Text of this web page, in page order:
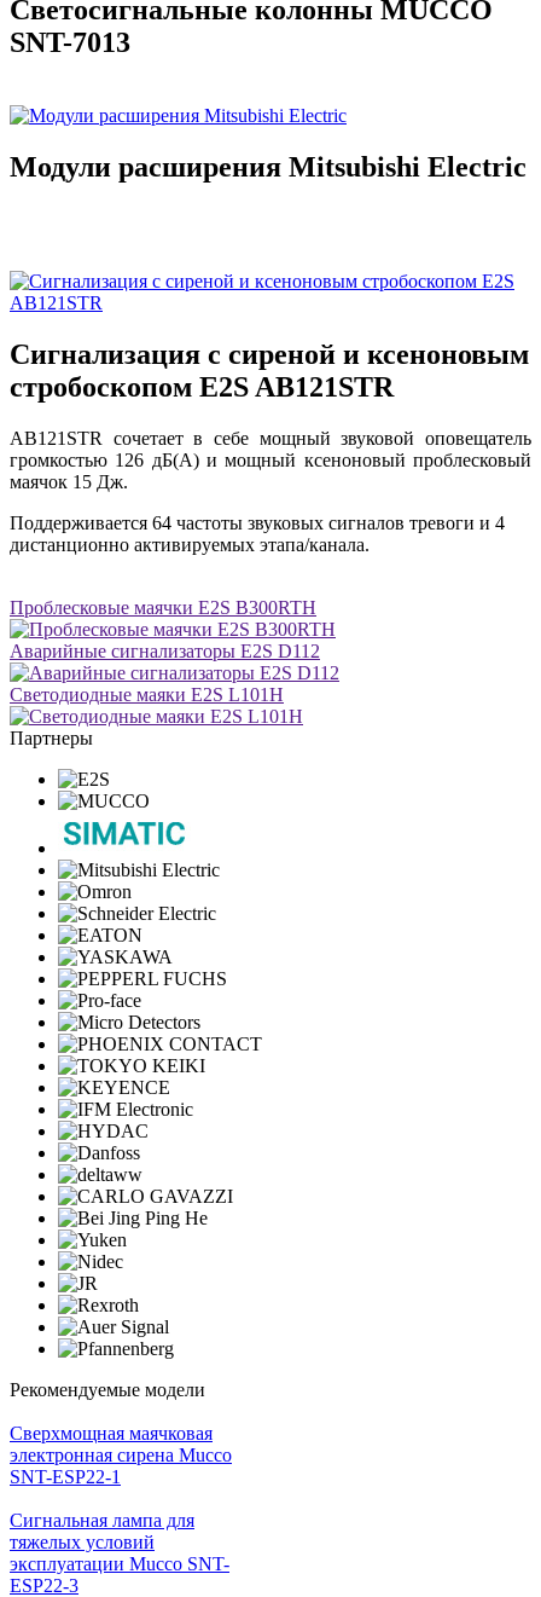
Светосигнальные колонны MUCCO
SNT-7013
Модули расширения Mitsubishi Electric
Сигнализация с сиреной и ксеноновым
стробоскопом E2S AB121STR
AB121STR сочетает в себе мощный звуковой оповещатель
громкостью 126 дБ(A) и мощный ксеноновый проблесковый
маячок 15 Дж.
Поддерживается 64 частоты звуковых сигналов тревоги и 4
дистанционно активируемых этапа/канала.
Проблесковые маячки E2S B300RTH
Аварийные сигнализаторы E2S D112
Светодиодные маяки E2S L101H
Партнеры
Рекомендуемые модели
Cверхмощная маячковая
электронная сирена Mucco
SNT-ESP22-1
Сигнальная лампа для
тяжелых условий
эксплуатации Mucco SNT-
ESP22-3